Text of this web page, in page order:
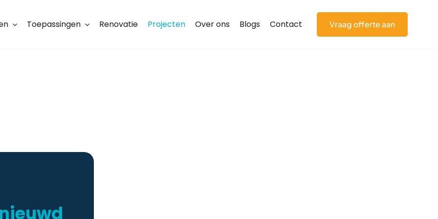
Toepassingen Renovatie Projecten Over ons Blogs Contact Vraag offerte aan